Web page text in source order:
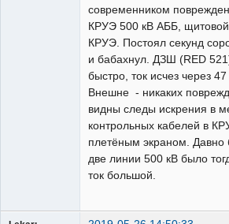
современником
КРУЭ 500 кВ АББ,
КРУЭ. Постоял секунд
и бабахнул. ДЗШ (RED
быстро, ток исчез через
Внешне - никаких
видны следы искрения в
контрольных кабелей в
плетёным экраном.
две линии 500 кВ было
ток большой.